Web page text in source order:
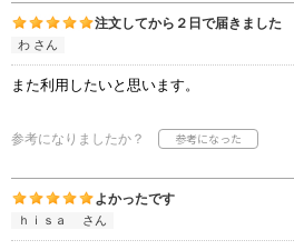
注文してから２日で届きました
わ さん
また利用したいと思います。
参考になりましたか？
よかったです
ｈｉｓａ さん